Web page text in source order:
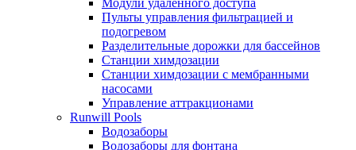
Модули удаленного доступа
Пульты управления фильтрацией и
подогревом
Разделительные дорожки для бассейнов
Станции химдозации
Станции химдозации с мембранными
насосами
Управление аттракционами
Runwill Pools
Водозаборы
Водозаборы для фонтана